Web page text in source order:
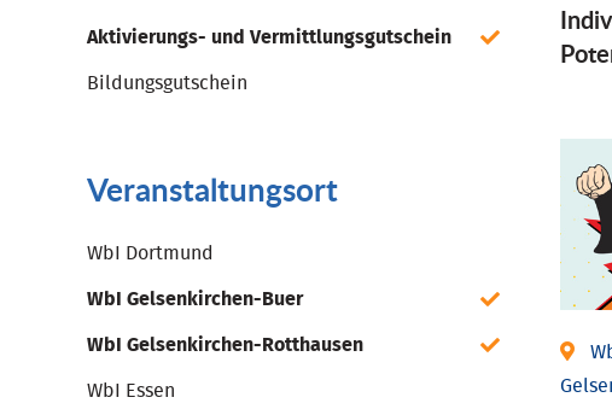
Aktivierungs- und Vermittlungsgutschein
Bildungsgutschein
Veranstaltungsort
WbI Dortmund
WbI Gelsenkirchen-Buer
WbI Gelsenkirchen-Rotthausen
WbI Essen